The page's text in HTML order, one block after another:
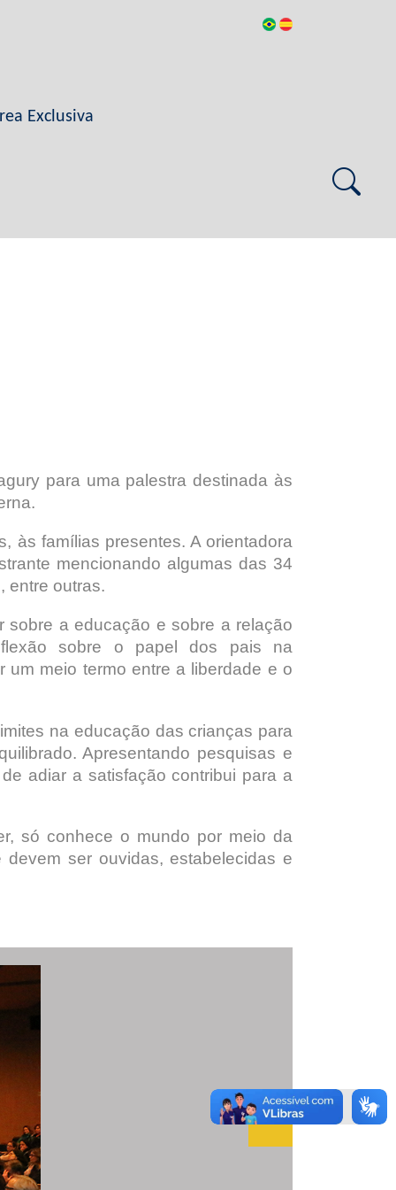
Exclusiva
para uma palestra destinada às
às famílias presentes. A orientadora
mencionando algumas das 34
, entre outras.
sobre a educação e sobre a relação
sobre o papel dos pais na
um meio termo entre a liberdade e o
na educação das crianças para
Apresentando pesquisas e
adiar a satisfação contribui para a
só conhece o mundo por meio da
ser ouvidas, estabelecidas e